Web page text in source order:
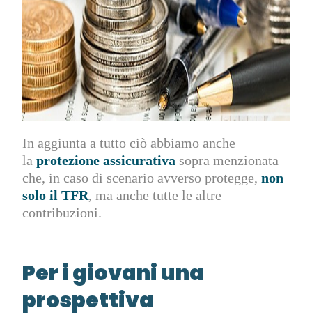
In aggiunta a tutto ciò abbiamo anche
la protezione assicurativa sopra menzionata
che, in caso di scenario avverso protegge,non
solo il TFR, ma anche tutte le altre
contribuzioni.
Per i giovani una
prospettiva